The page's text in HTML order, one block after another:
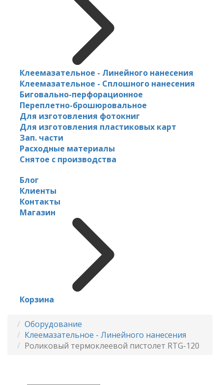
Клеемазательное - Линейного нанесения
Клеемазательное - Сплошного нанесения
Биговально-перфорационное
Переплетно-брошюровальное
Для изготовления фотокниг
Для изготовления пластиковых карт
Зап. части
Расходные материалы
Снятое с производства
Блог
Клиенты
Контакты
Магазин
Корзина
Оборудование
Клеемазательное - Линейного нанесения
Роликовый термоклеевой пистолет RTG-120